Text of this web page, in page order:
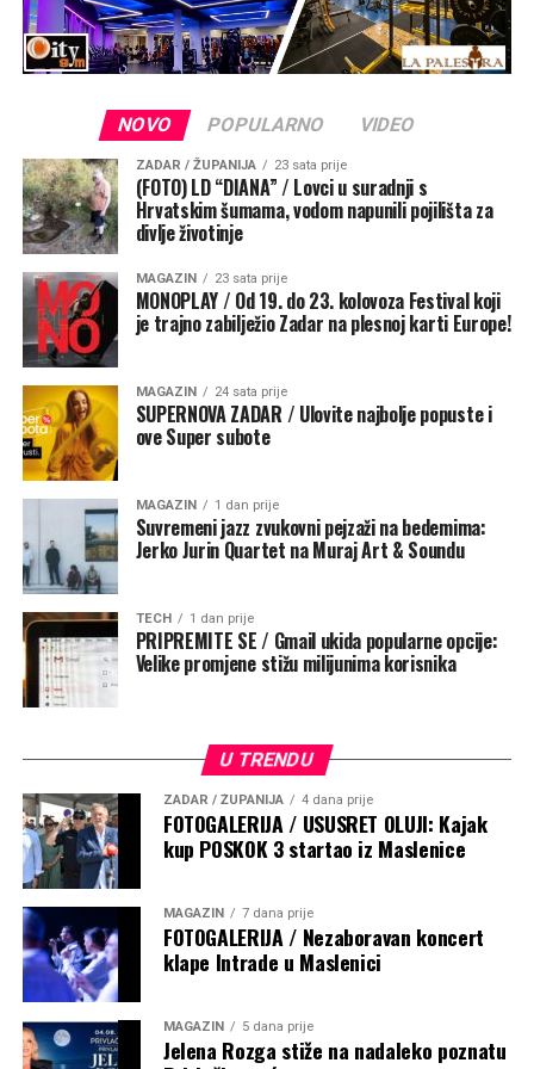
Stvorila su se nova prijateljstva, lijepe uspomene i
posebno zajedništvo koje će, vjerujem, dugo ostati u
njihovom sjećanju. Siguran sam da će klub ovaj kamp
budućnosti provesti još mnogo lijepih nogometnih
trenutaka u Konavlima.
Na kraju, Pepi je uputio zahvalu svima koji su sudjelovali
u organizaciji i pomogli da sve protekne u najboljem
redu. Posebno je zahvalio roditeljima na ukazanom
povjerenju, suradnji i pozitivnoj energiji. Naglasio je kako
su od djece i roditelja dobili izvrsne povratne
informacije, a upravo je njihovo zadovoljstvo najveća
daljnji razvoj ovog projekta.
Nakon posljednjeg treninga organizirano je zajedničko
druženje uz catering. Djeca, roditelji i treneri još su
jednom popričali i sabrali dojmove. Okupljenima se
obratio voditelj škole nogometa Antonio Perica.
Istaknuo je važnost samog procesa i rada u tim
godinama, a priznao je da su Konavle za njega i osobno
vrlo emotivno mjesto jer mu je to bila prva seniorska
destinacija nakon prvoligaškog puta i juniorskog staža.
mi zaigra. To su posebne emocije i uspomene koje ostaju
NOVO POPULARNO VIDEO
ZADAR / ŽUPANIJA 23 sata prije
(FOTO) LD “DIANA” / Lovci u suradnji s
Hrvatskim šumama, vodom napunili pojilišta za
divlje životinje
MAGAZIN 23 sata prije
MONOPLAY / Od 19. do 23. kolovoza Festival koji
je trajno zabilježio Zadar na plesnoj karti Europe!
MAGAZIN 24 sata prije
SUPERNOVA ZADAR / Ulovite najbolje popuste i
ove Super subote
MAGAZIN 1 dan prije
Suvremeni jazz zvukovni pejzaži na bedemima:
Jerko Jurin Quartet na Muraj Art & Soundu
TECH 1 dan prije
PRIPREMITE SE / Gmail ukida popularne opcije:
Velike promjene stižu milijunima korisnika
U TRENDU
ZADAR / ŽUPANIJA 4 dana prije
FOTOGALERIJA / USUSRET OLUJI: Kajak
kup POSKOK 3 startao iz Maslenice
MAGAZIN 7 dana prije
FOTOGALERIJA / Nezaboravan koncert
klape Intrade u Maslenici
MAGAZIN 5 dana prije
Jelena Rozga stiže na nadaleko poznatu